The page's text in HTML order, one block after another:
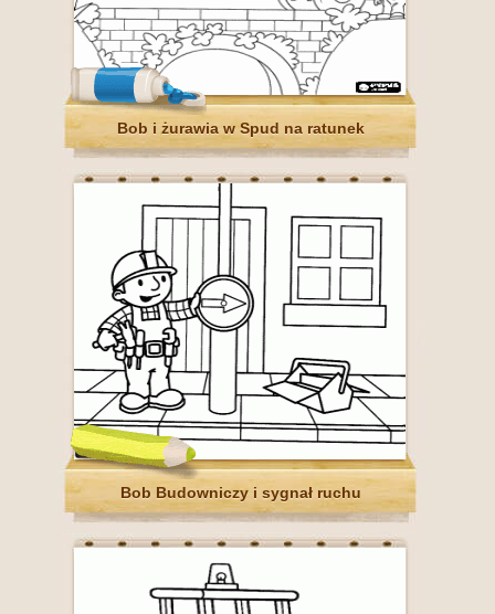
Bob i żurawia w Spud na ratunek
Bob Budowniczy i sygnał ruchu